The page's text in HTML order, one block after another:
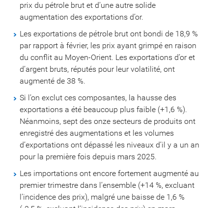
prix du pétrole brut et d’une autre solide
augmentation des exportations d’or.
Les exportations de pétrole brut ont bondi de 18,9 %
par rapport à février, les prix ayant grimpé en raison
du conflit au Moyen-Orient. Les exportations d’or et
d’argent bruts, réputés pour leur volatilité, ont
augmenté de 38 %.
Si l’on exclut ces composantes, la hausse des
exportations a été beaucoup plus faible (+1,6 %).
Néanmoins, sept des onze secteurs de produits ont
enregistré des augmentations et les volumes
d’exportations ont dépassé les niveaux d’il y a un an
pour la première fois depuis mars 2025.
Les importations ont encore fortement augmenté au
premier trimestre dans l’ensemble (+14 %, excluant
l’incidence des prix), malgré une baisse de 1,6 %